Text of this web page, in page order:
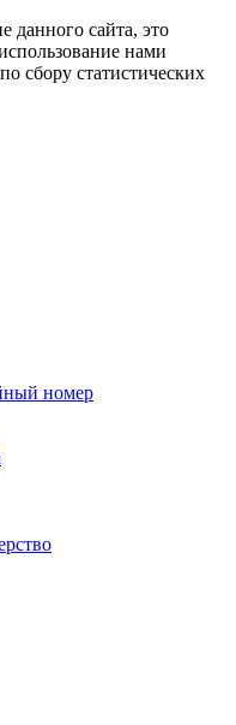
данного сайта, это
нами
сбору статистических
номер